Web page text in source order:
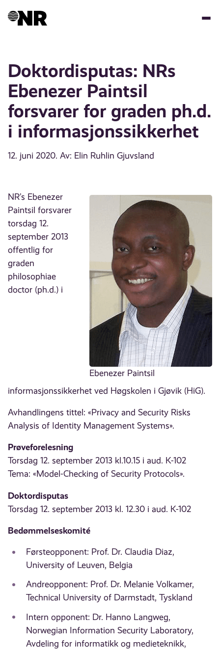
Doktordisputas: NRs
Ebenezer Paintsil
forsvarer for graden ph.d.
i informasjonssikkerhet
12. juni 2020. Av: Elin Ruhlin Gjuvsland
Ebenezer Paintsil
NR’s Ebenezer
Paintsil forsvarer
torsdag 12.
september 2013
offentlig for
graden
philosophiae
doctor (ph.d.) i
informasjonssikkerhet ved Høgskolen i Gjøvik (HiG).
Avhandlingens tittel: «Privacy and Security Risks
Analysis of Identity Management Systems».
Prøveforelesning
Torsdag 12. september 2013 kl.10.15 i aud. K-102
Tema: «Model-Checking of Security Protocols».
Doktordisputas
Torsdag 12. september 2013 kl. 12.30 i aud. K-102
Bedømmelseskomité
Førsteopponent: Prof. Dr. Claudia Diaz,
University of Leuven, Belgia
Andreopponent: Prof. Dr. Melanie Volkamer,
Technical University of Darmstadt, Tyskland
Intern opponent: Dr. Hanno Langweg,
Norwegian Information Security Laboratory,
Avdeling for informatikk og medieteknikk,